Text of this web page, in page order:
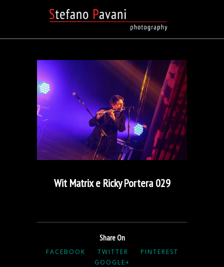
Wit Matrix e Ricky Portera 029
Share On
FACEBOOK TWITTER
PINTEREST
GOOGLE+